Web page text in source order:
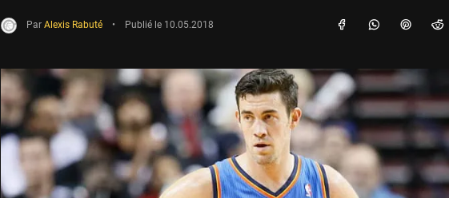
Par Alexis Rabuté • Publié le 10.05.2018